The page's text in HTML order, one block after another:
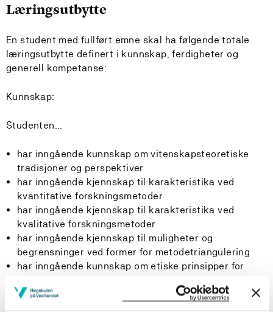
Læringsutbytte
En student med fullført emne skal ha følgende totale
læringsutbytte definert i kunnskap, ferdigheter og
generell kompetanse:
Kunnskap:
Studenten...
har inngående kunnskap om vitenskapsteoretiske
tradisjoner og perspektiver
har inngående kjennskap til karakteristika ved
kvantitative forskningsmetoder
har inngående kjennskap til karakteristika ved
kvalitative forskningsmetoder
har inngående kjennskap til muligheter og
begrensninger ved former for metodetriangulering
har inngående kunnskap om etiske prinsipper for
aspekter ved gjennomføring av et forskningsprosjekt